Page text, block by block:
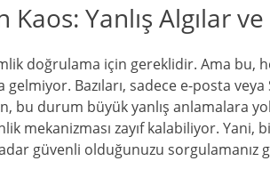
Kaos: Yanlış Algılar
doğrulama için gereklidir. Ama bu,
gelmiyor. Bazıları, sadece e-posta
bu durum büyük yanlış anlamalara
mekanizması zayıf kalabiliyor. Yani,
güvenli olduğunuzu sorgulamanız